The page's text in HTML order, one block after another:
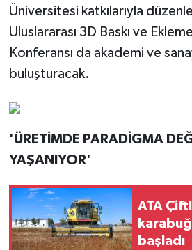
Üniversitesi katkılarıyla
Uluslararası 3D Baskı ve
Konferansı da akademi ve
buluşturacak.
'ÜRETİMDE PARADİGMA
YAŞANIYOR'
ATA
başladı